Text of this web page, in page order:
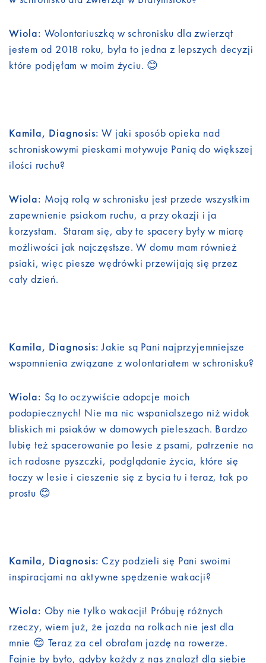
Wiola: Wolontariuszką w schronisku dla zwierząt
jestem od 2018 roku, była to jedna z lepszych decyzji
które podjęłam w moim życiu. 😊
Kamila, Diagnosis: W jaki sposób opieka nad
schroniskowymi pieskami motywuje Panią do większej
ilości ruchu?
Wiola: Moją rolą w schronisku jest przede wszystkim
zapewnienie psiakom ruchu, a przy okazji i ja
korzystam. Staram się, aby te spacery były w miarę
możliwości jak najczęstsze. W domu mam również
psiaki, więc piesze wędrówki przewijają się przez
cały dzień.
Kamila, Diagnosis: Jakie są Pani najprzyjemniejsze
wspomnienia związane z wolontariatem w schronisku?
Wiola: Są to oczywiście adopcje moich
podopiecznych! Nie ma nic wspanialszego niż widok
bliskich mi psiaków w domowych pieleszach. Bardzo
lubię też spacerowanie po lesie z psami, patrzenie na
ich radosne pyszczki, podglądanie życia, które się
toczy w lesie i cieszenie się z bycia tu i teraz, tak po
prostu 😊
Kamila, Diagnosis: Czy podzieli się Pani swoimi
inspiracjami na aktywne spędzenie wakacji?
Wiola: Oby nie tylko wakacji! Próbuję różnych
rzeczy, wiem już, że jazda na rolkach nie jest dla
mnie 😊 Teraz za cel obrałam jazdę na rowerze.
Fajnie by było, gdyby każdy z nas znalazł dla siebie